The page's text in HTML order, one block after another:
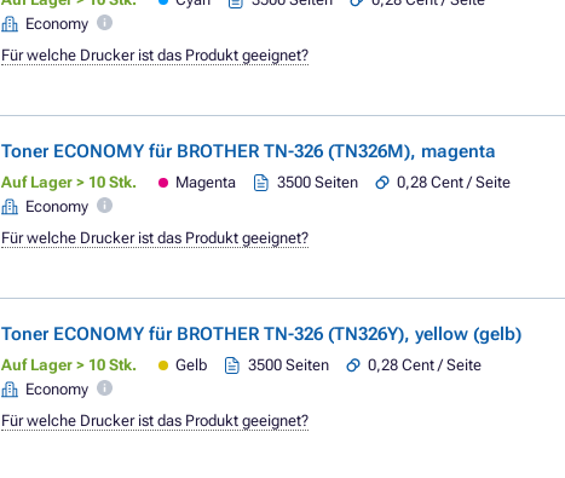
Economy
Für welche Drucker ist das Produkt geeignet?
Toner ECONOMY für BROTHER TN-326 (TN326M), magenta
Auf Lager > 10 Stk. Magenta 3500 Seiten
0,28 Cent / Seite
Economy
Für welche Drucker ist das Produkt geeignet?
Toner ECONOMY für BROTHER TN-326 (TN326Y), yellow (gelb)
Auf Lager > 10 Stk. Gelb 3500 Seiten
0,28 Cent / Seite
Economy
Für welche Drucker ist das Produkt geeignet?